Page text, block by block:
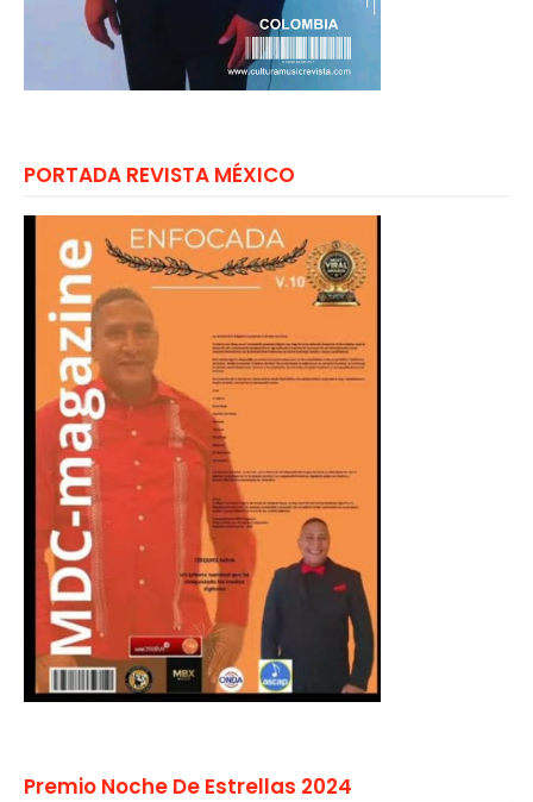
PORTADA REVISTA MÉXICO
Premio Noche De Estrellas 2024